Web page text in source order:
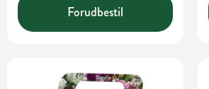
Forudbestil